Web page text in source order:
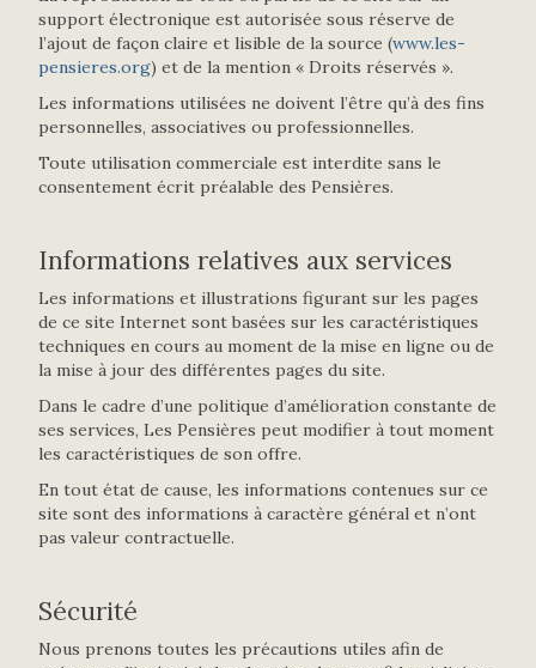
support électronique est autorisée sous réserve de
l’ajout de façon claire et lisible de la source (www.les-
pensieres.org) et de la mention « Droits réservés ».
Les informations utilisées ne doivent l’être qu’à des fins
personnelles, associatives ou professionnelles.
Toute utilisation commerciale est interdite sans le
consentement écrit préalable des Pensières.
Informations relatives aux services
Les informations et illustrations figurant sur les pages
de ce site Internet sont basées sur les caractéristiques
techniques en cours au moment de la mise en ligne ou de
la mise à jour des différentes pages du site.
Dans le cadre d’une politique d’amélioration constante de
ses services, Les Pensières peut modifier à tout moment
les caractéristiques de son offre.
En tout état de cause, les informations contenues sur ce
site sont des informations à caractère général et n’ont
pas valeur contractuelle.
Sécurité
Nous prenons toutes les précautions utiles afin de